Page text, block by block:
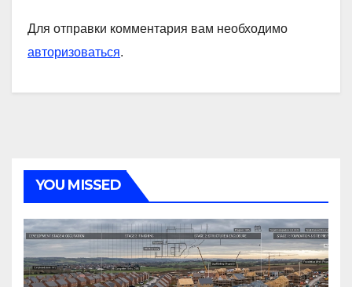
Для отправки комментария вам необходимо
авторизоваться.
YOU MISSED